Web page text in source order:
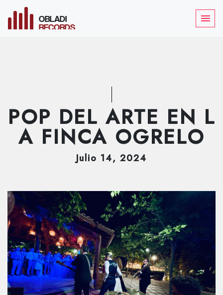
OBLADI
RECORDS
menu
POP DEL ARTE EN L
A FINCA OGRELO
Julio 14, 2024